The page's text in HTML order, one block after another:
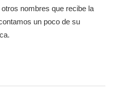
nombres que recibe la
un poco de su